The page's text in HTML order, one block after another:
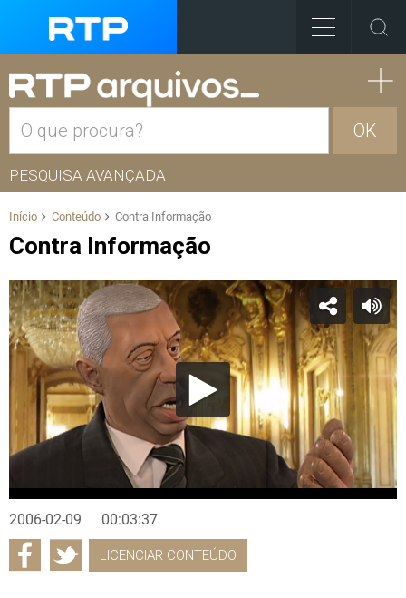
OK
PESQUISA AVANÇADA
Início Conteúdo Contra Informação
Contra Informação
2006-02-09 00:03:37
LICENCIAR CONTEÚDO